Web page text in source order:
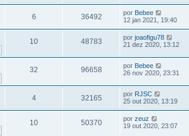
6 36492 por Bebee
12 jan 2021, 19:40
10 48783 por joaofigu78
21 dez 2020, 13:12
32 96658 por Bebee
26 nov 2020, 23:31
4 32165 por RJSC
25 out 2020, 13:19
10 50370 por zeuz
19 out 2020, 23:07